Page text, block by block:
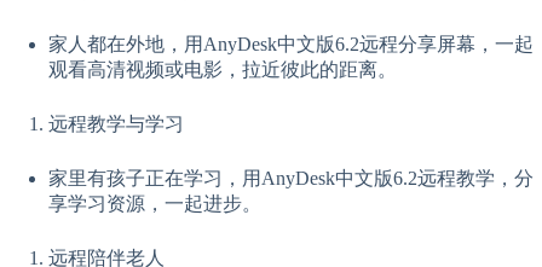
家人都在外地，用AnyDesk中文版6.2远程分享屏幕，一起
观看高清视频或电影，拉近彼此的距离。
远程教学与学习
家里有孩子正在学习，用AnyDesk中文版6.2远程教学，分
享学习资源，一起进步。
远程陪伴老人